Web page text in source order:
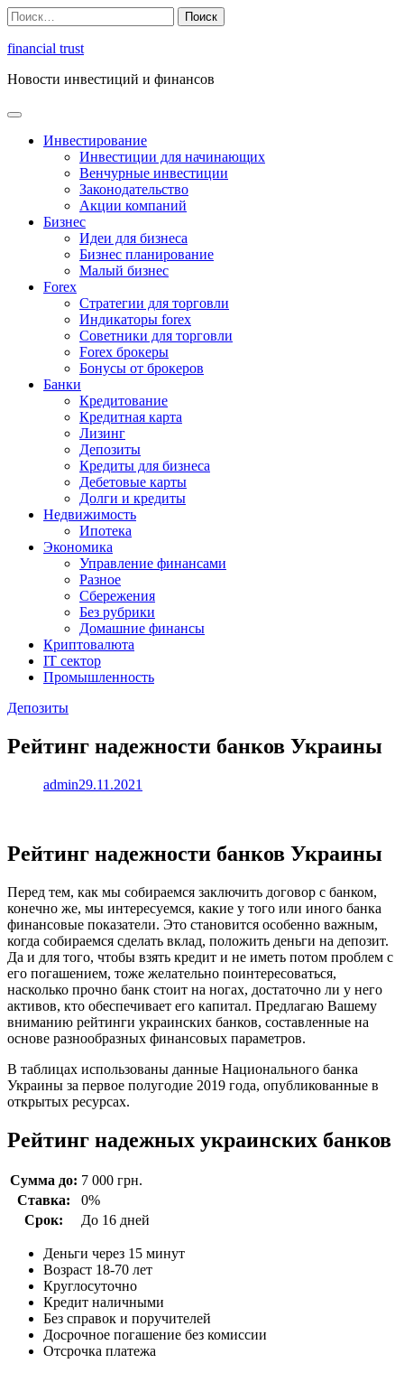
Перейти
к
содержимому
Найти:
financial trust
Новости инвестиций и финансов
Инвестирование
Инвестиции для начинающих
Венчурные инвестиции
Законодательство
Акции компаний
Бизнес
Идеи для бизнеса
Бизнес планирование
Малый бизнес
Forex
Стратегии для торговли
Индикаторы forex
Советники для торговли
Forex брокеры
Бонусы от брокеров
Банки
Кредитование
Кредитная карта
Лизинг
Депозиты
Кредиты для бизнеса
Дебетовые карты
Долги и кредиты
Недвижимость
Ипотека
Экономика
Управление финансами
Разное
Сбережения
Без рубрики
Домашние финансы
Криптовалюта
IT сектор
Промышленность
Депозиты
Рейтинг надежности банков Украины
admin29.11.2021
Рейтинг надежности банков Украины
Перед тем, как мы собираемся заключить договор с банком,
конечно же, мы интересуемся, какие у того или иного банка
финансовые показатели. Это становится особенно важным,
когда собираемся сделать вклад, положить деньги на депозит.
Да и для того, чтобы взять кредит и не иметь потом проблем с
его погашением, тоже желательно поинтересоваться,
насколько прочно банк стоит на ногах, достаточно ли у него
активов, кто обеспечивает его капитал. Предлагаю Вашему
вниманию рейтинги украинских банков, составленные на
основе разнообразных финансовых параметров.
В таблицах использованы данные Национального банка
Украины за первое полугодие 2019 года, опубликованные в
открытых ресурсах.
Рейтинг надежных украинских банков
Сумма до: 7 000 грн.
Ставка:
0%
Срок:
До 16 дней
Деньги через 15 минут
Возраст 18-70 лет
Круглосуточно
Кредит наличными
Без справок и поручителей
Досрочное погашение без комиссии
Отсрочка платежа